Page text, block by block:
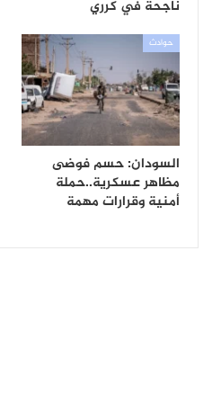
ناجحة في كرري
حوادث
السودان: حسم فوضى
مظاهر عسكرية..حملة
أمنية وقرارات مهمة